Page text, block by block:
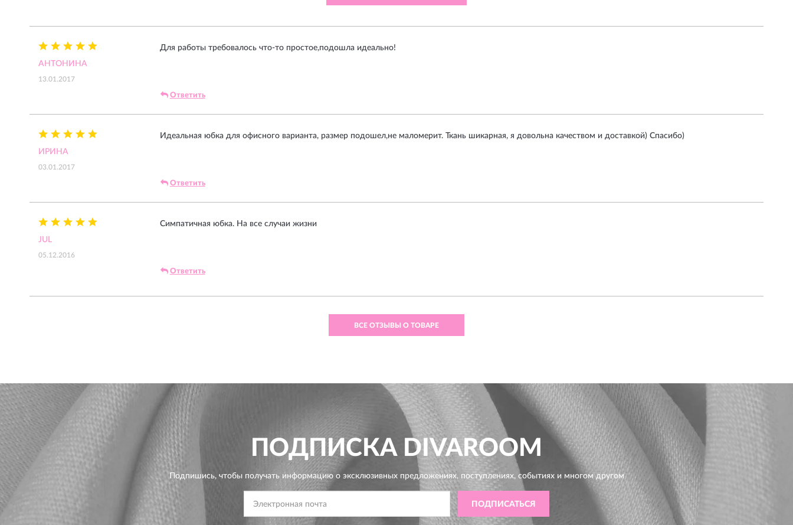
АНТОНИНА
13.01.2017
Для работы требовалось что-то простое,подошла идеально!
Ответить
ИРИНА
03.01.2017
Идеальная юбка для офисного варианта, размер подошел,не маломерит. Ткань шикарная, я довольна качеством и доставкой) Спасибо)
Ответить
JUL
05.12.2016
Симпатичная юбка. На все случаи жизни
Ответить
ВСЕ ОТЗЫВЫ О ТОВАРЕ
ПОДПИСКАDIVAROOM
Подпишись, чтобы получать информацию о эксклюзивных предложениях,поступлениях, событиях и многом другом
ПОДПИСАТЬСЯ